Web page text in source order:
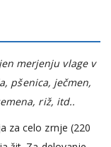
merjenju vlage v
pšenica, ječmen,
riž, itd..
za celo zrnje (220